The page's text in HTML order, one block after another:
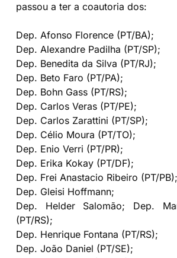
passou a ter a coautoria dos:
Dep. Afonso Florence (PT/BA);
Dep. Alexandre Padilha (PT/SP);
Dep. Benedita da Silva (PT/RJ);
Dep. Beto Faro (PT/PA);
Dep. Bohn Gass (PT/RS);
Dep. Carlos Veras (PT/PE);
Dep. Carlos Zarattini (PT/SP);
Dep. Célio Moura (PT/TO);
Dep. Enio Verri (PT/PR);
Dep. Erika Kokay (PT/DF);
Dep. Frei Anastacio Ribeiro (PT/PB);
Dep. Gleisi Hoffmann;
Dep. Helder Salomão; Dep.
(PT/RS);
Dep. Henrique Fontana (PT/RS);
Dep. João Daniel (PT/SE);